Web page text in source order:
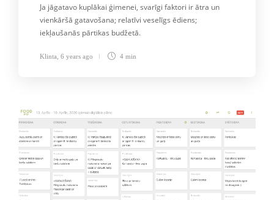
Ja jāgatavo kuplākai ģimenei, svarīgi faktori ir ātra un
vienkāršā gatavošana; relatīvi veselīgs ēdiens;
iekļaušanās pārtikas budžetā.
Klinta 6 years ago 4 min